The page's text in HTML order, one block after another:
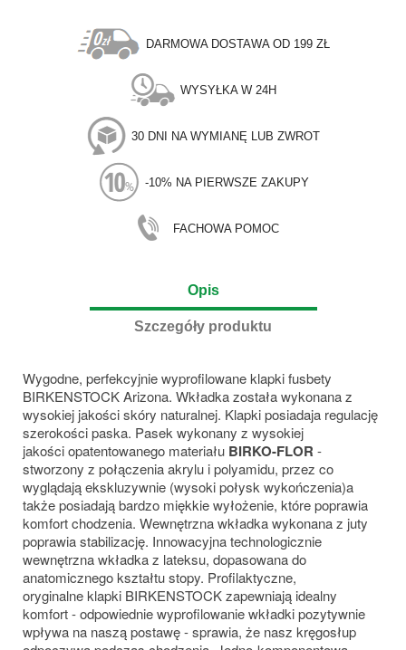
DARMOWA DOSTAWA OD 199 ZŁ
WYSYŁKA W 24H
30 DNI NA WYMIANĘ LUB ZWROT
-10% NA PIERWSZE ZAKUPY
FACHOWA POMOC
Opis
Szczegóły produktu
Wygodne, perfekcyjnie wyprofilowane klapki fusbety
BIRKENSTOCK Arizona. Wkładka została wykonana z
wysokiej jakości skóry naturalnej. Klapki posiadaja regulację
szerokości paska. Pasek wykonany z wysokiej
jakości opatentowanego materiału BIRKO-FLOR -
stworzony z połączenia akrylu i polyamidu, przez co
wyglądają ekskluzywnie (wysoki połysk wykończenia)a
także posiadają bardzo miękkie wyłożenie, które poprawia
komfort chodzenia. Wewnętrzna wkładka wykonana z juty
poprawia stabilizację. Innowacyjna technologicznie
wewnętrzna wkładka z lateksu, dopasowana do
anatomicznego kształtu stopy. Profilaktyczne,
oryginalne klapki BIRKENSTOCK zapewniają idealny
komfort - odpowiednie wyprofilowanie wkładki pozytywnie
wpływa na naszą postawę - sprawia, że nasz kręgosłup